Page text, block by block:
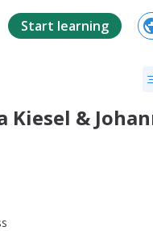
Start learning
Kiesel &